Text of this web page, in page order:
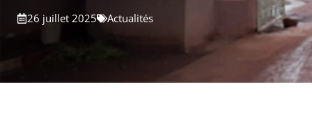
26 juillet 2025 Actualités